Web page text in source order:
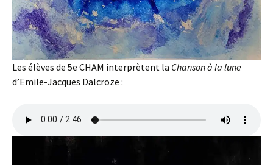
Les élèves de 5e CHAM interprètent la Chanson à la lune
d’Emile-Jacques Dalcroze :